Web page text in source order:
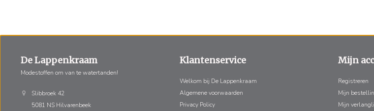
De Lappenkraam
Modestoffen om van te watertanden!
Slibbroek 42
5081 NS Hilvarenbeek
Klantenservice
Welkom bij De Lappenkraam
Algemene voorwaarden
Privacy Policy
Mijn
Registreren
Mijn
Mijn